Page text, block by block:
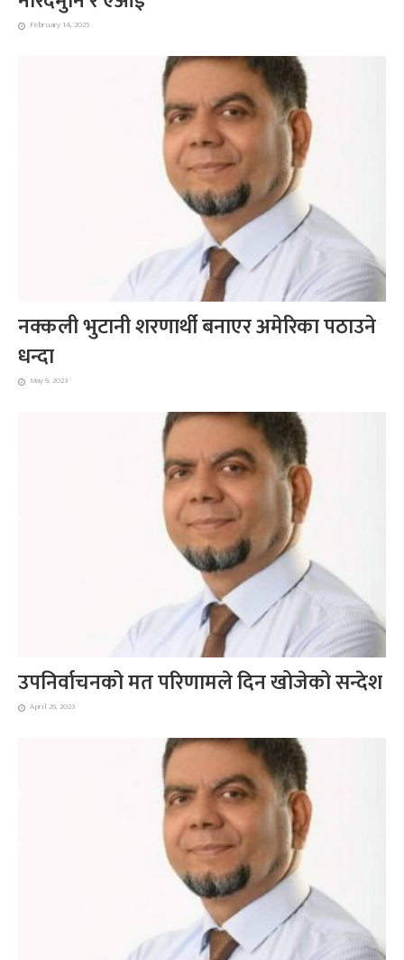
February 14, 2025
नक्कली भुटानी शरणार्थी बनाएर अमेरिका पठाउने
धन्दा
May 9, 2023
उपनिर्वाचनको मत परिणामले दिन खोजेको सन्देश
April 26, 2023